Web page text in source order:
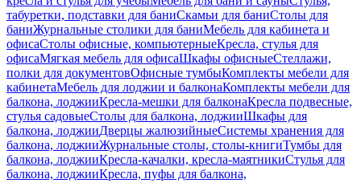
табуретки, подставки для баниСкамьи для баниСтолы для
баниЖурнальные столики для баниМебель для кабинета и
офисаСтолы офисные, компьютерныеКресла, стулья для
офисаМягкая мебель для офисаШкафы офисныеСтеллажи,
полки для документовОфисные тумбыКомплекты мебели для
кабинетаМебель для лоджии и балконаКомплекты мебели для
балкона, лоджииКресла-мешки для балконаКресла подвесные,
стулья садовыеСтолы для балкона, лоджииШкафы для
балкона, лоджииДверцы жалюзийныеСистемы хранения для
балкона, лоджииЖурнальные столы, столы-книгиТумбы для
балкона, лоджииКресла-качалки, кресла-маятникиСтулья для
балкона, лоджииКресла, пуфы для балкона,